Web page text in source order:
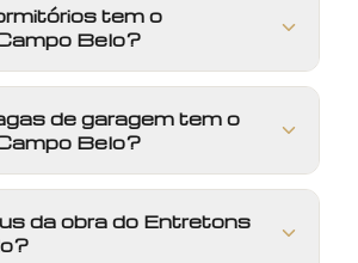
tem o
Belo?
de garagem tem o
Belo?
da obra do Entretons